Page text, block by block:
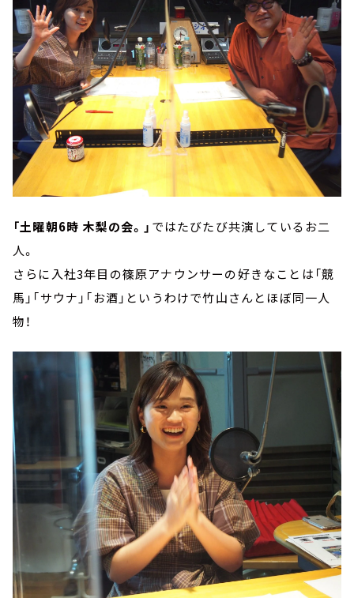
「土曜朝6時 木梨の会。」 ではたびたび共演しているお二
人。
さらに入社3年目の篠原アナウンサーの好きなことは「競
馬」「サウナ」「お酒」というわけで竹山さんとほぼ同一人
物！